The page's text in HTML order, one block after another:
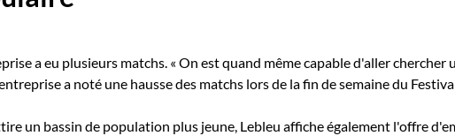
a eu plusieurs matchs. « On est quand même capable d'aller
a noté une hausse des matchs lors de la fin de semaine du
un bassin de population plus jeune, Lebleu affiche également l'offre